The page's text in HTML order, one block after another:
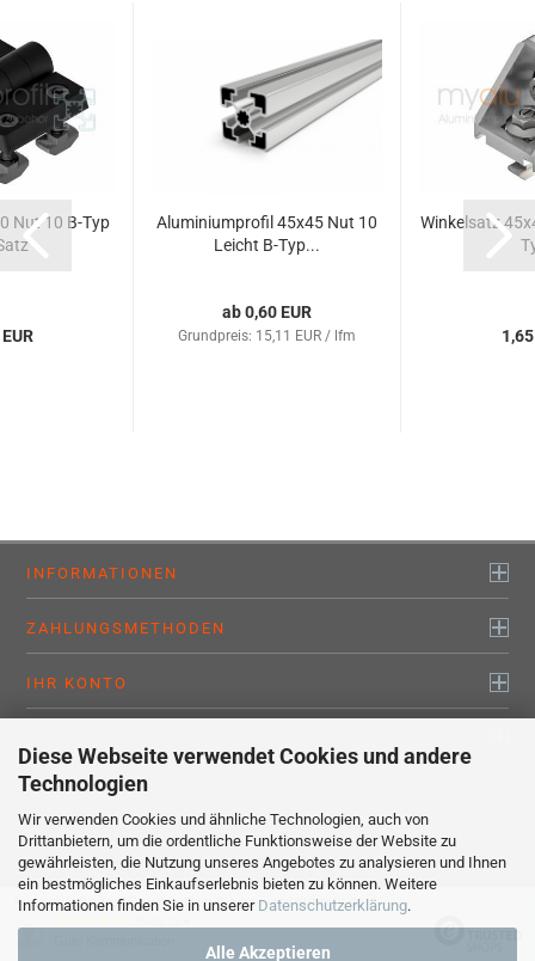
Diese Webseite verwendet Cookies und andere
Technologien
Wir verwenden Cookies und ähnliche Technologien, auch von
Drittanbietern, um die ordentliche Funktionsweise der Website zu
gewährleisten, die Nutzung unseres Angebotes zu analysieren und Ihnen
ein bestmögliches Einkaufserlebnis bieten zu können. Weitere
Informationen finden Sie in unserer Datenschutzerklärung.
Alle Akzeptieren
Nut 10 B-Typ
Aluminiumprofil 45x45 Nut 10
Leicht B-Typ...
ab 0,60 EUR
Grundpreis: 15,11 EUR / lfm
Winkelsatz
INFORMATIONEN
ZAHLUNGSMETHODEN
IHR KONTO
Alle Preise sind inkl. MwSt., zzgl.Versandkosten
myaluprofil – Willkommen bei den Profis !
Webshop erstellenmit Gambio.de © 2020
Ausgewählte Top-Bewertungen für www.myaluprofil.de